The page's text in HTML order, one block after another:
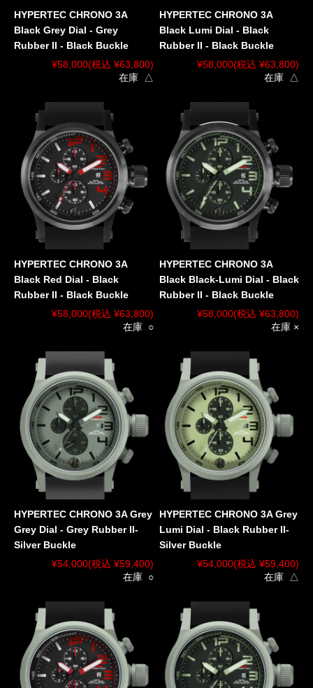
HYPERTEC CHRONO 3A
Black Grey Dial - Grey
Rubber II - Black Buckle
¥58,000(税込 ¥63,800)
在庫 △
HYPERTEC CHRONO 3A
Black Lumi Dial - Black
Rubber II - Black Buckle
¥58,000(税込 ¥63,800)
在庫 △
HYPERTEC CHRONO 3A
Black Red Dial - Black
Rubber II - Black Buckle
¥58,000(税込 ¥63,800)
在庫 ○
HYPERTEC CHRONO 3A
Black Black-Lumi Dial - Black
Rubber II - Black Buckle
¥58,000(税込 ¥63,800)
在庫 ×
HYPERTEC CHRONO 3A Grey
Grey Dial - Grey Rubber II-
Silver Buckle
¥54,000(税込 ¥59,400)
在庫 ○
HYPERTEC CHRONO 3A Grey
Lumi Dial - Black Rubber II-
Silver Buckle
¥54,000(税込 ¥59,400)
在庫 △